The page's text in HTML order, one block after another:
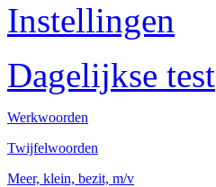
Instellingen
Dagelijkse test
Werkwoorden
Twijfelwoorden
Meer, klein, bezit, m/v